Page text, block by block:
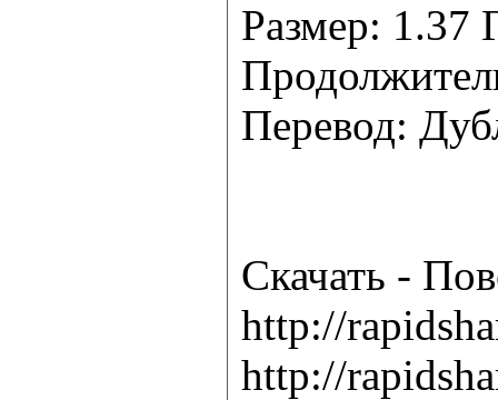
Размер: 1.37
Перевод:
Скачать -
http://
http://